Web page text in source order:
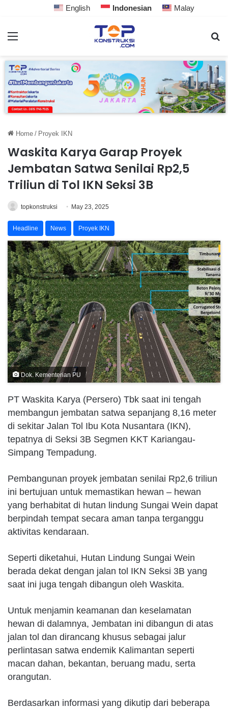
English Indonesian Malay
Home / Proyek IKN
Waskita Karya Garap Proyek
Jembatan Satwa Senilai Rp2,5
Triliun di Tol IKN Seksi 3B
topkonstruksi May 23, 2025
Headline News Proyek IKN
Dok. Kementerian PU
PT Waskita Karya (Persero) Tbk saat ini tengah
membangun jembatan satwa sepanjang 8,16 meter
di sekitar Jalan Tol Ibu Kota Nusantara (IKN),
tepatnya di Seksi 3B Segmen KKT Kariangau-
Simpang Tempadung.
Pembangunan proyek jembatan senilai Rp2,6 triliun
ini bertujuan untuk memastikan hewan – hewan
yang berhabitat di hutan lindung Sungai Wein dapat
berpindah tempat secara aman tanpa terganggu
aktivitas kendaraan.
Seperti diketahui, Hutan Lindung Sungai Wein
berada dekat dengan jalan tol IKN Seksi 3B yang
saat ini juga tengah dibangun oleh Waskita.
Untuk menjamin keamanan dan keselamatan
hewan di dalamnya, Jembatan ini dibangun di atas
jalan tol dan dirancang khusus sebagai jalur
perlintasan satwa endemik Kalimantan seperti
macan dahan, bekantan, beruang madu, serta
orangutan.
Berdasarkan informasi yang dikutip dari beberapa